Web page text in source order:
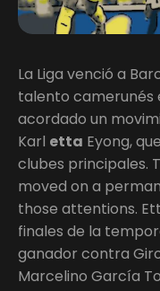
La Liga venció a
talento camerunés
acordado un
Karl etta Eyong,
clubes principales.
moved on a
those attentions.
finales de la
ganador contra
Marcelino García